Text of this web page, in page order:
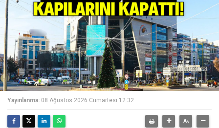
Yayınlanma: 08 Ağustos 2026 Cumartesi 12:32